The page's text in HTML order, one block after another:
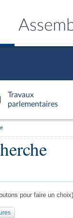
Travaux
parlementaires
pour faire un choix)